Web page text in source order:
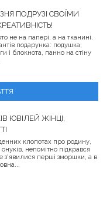
ПОДРУЗІ СВОЇМИ
не на папері, а на тканині.
подарунка: подушка,
і блокнота, панно на стіну
ЮВІЛЕЙ ЖІНЦІ,
клопотах про родину,
непомітно підкрався
з'явилися перші зморшки, а в